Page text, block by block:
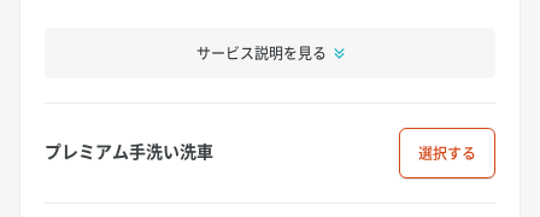
サービス説明を見る
プレミアム手洗い洗車 選択